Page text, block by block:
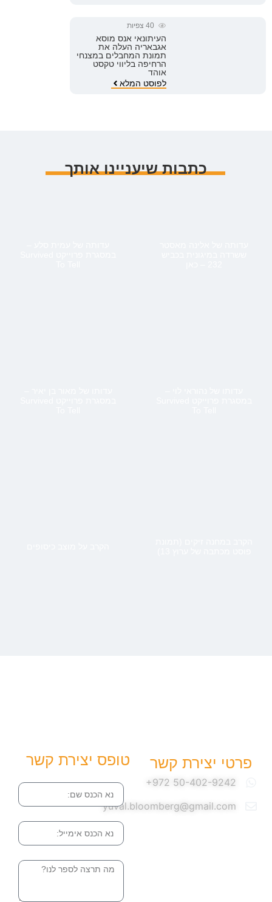
40צפיות
העיתונאי אנס מוסא
אגבאריה העלה את
תמונת המחבלים במצנחי
הרחיפה בליווי טקסט
אוהד
לפוסט המלא
כתבות שיעניינו אותך
פרטי יצירת קשר
yuval.bloomberg@gmail.com
טופס יצירת קשר